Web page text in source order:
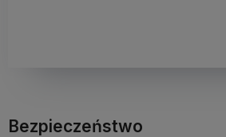
Bezpieczeństwo